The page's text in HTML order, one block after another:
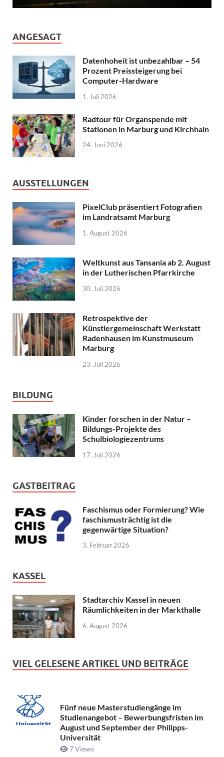
ANGESAGT
Datenhoheit ist unbezahlbar – 54
Prozent Preissteigerung bei
Computer-Hardware
1. Juli 2026
Radtour für Organspende mit
Stationen in Marburg und Kirchhain
24. Juni 2026
AUSSTELLUNGEN
PixelClub präsentiert Fotografien
im Landratsamt Marburg
1. August 2026
Weltkunst aus Tansania ab 2. August
in der Lutherischen Pfarrkirche
30. Juli 2026
Retrospektive der
Künstlergemeinschaft Werkstatt
Radenhausen im Kunstmuseum
Marburg
23. Juli 2026
BILDUNG
Kinder forschen in der Natur –
Bildungs-Projekte des
Schulbiologiezentrums
17. Juli 2026
GASTBEITRAG
Faschismus oder Formierung? Wie
faschismusträchtig ist die
gegenwärtige Situation?
3. Februar 2026
KASSEL
Stadtarchiv Kassel in neuen
Räumlichkeiten in der Markthalle
6. August 2026
VIEL GELESENE ARTIKEL UND BEITRÄGE
Fünf neue Masterstudiengänge im
Studienangebot – Bewerbungsfristen im
August und September der Philipps-
Universität
7 Views